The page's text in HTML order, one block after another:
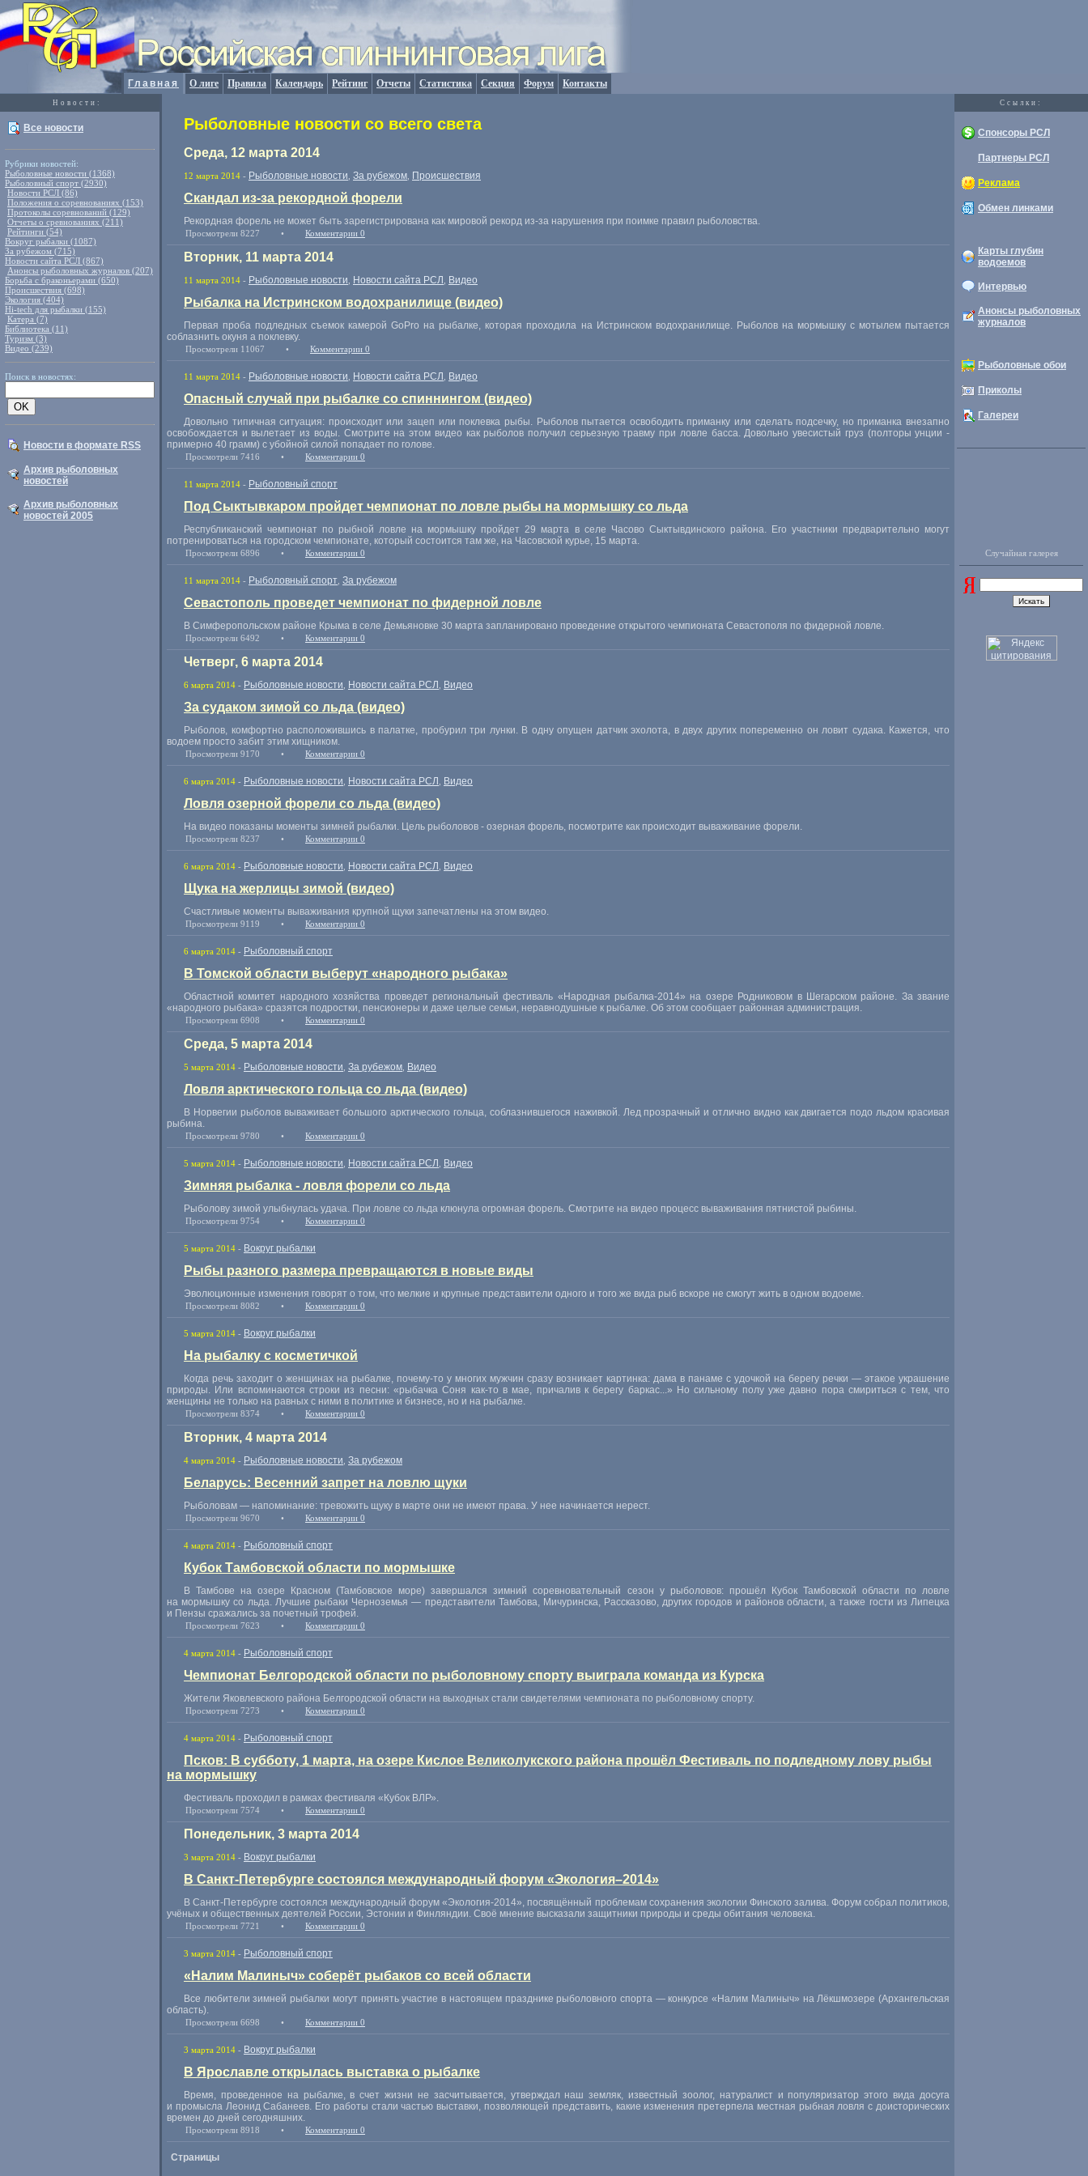
Главная О лиге Правила Календарь Рейтинг Отчеты Статистика Секция Форум Контакты
Новости: Cсылки:
Все новости
Рубрики новостей:
Рыболовные новости (1368)
Рыболовный спорт (2930)
Новости РСЛ (86)
Положения о соревнованиях (153)
Протоколы соревнований (129)
Отчеты о сревнованиях (211)
Рейтинги (54)
Вокруг рыбалки (1087)
За рубежом (715)
Новости сайта РСЛ (867)
Анонсы рыболовных журналов (207)
Борьба с браконьерами (650)
Происшествия (698)
Экология (404)
Hi-tech для рыбалки (155)
Катера (7)
Библиотека (11)
Туризм (3)
Видео (239)
Поиск в новостях:
Новости в формате RSS
Архив рыболовных
новостей
Архив рыболовных
новостей 2005
Рыболовные новости со всего света
Среда, 12 марта 2014
12 марта 2014 - Рыболовные новости За рубежом Происшествия
Скандал из-за рекордной форели
Рекордная форель не может быть зарегистрирована как мировой рекорд из-за нарушения при поимке правил рыболовства.
Просмотрели 8227 • Комментарии 0
Вторник, 11 марта 2014
11 марта 2014 - Рыболовные новости Новости сайта РСЛ Видео
Рыбалка на Истринском водохранилище (видео)
Первая проба подледных съемок камерой GoPro на рыбалке, которая проходила на Истринском водохранилище. Рыболов на мормышку с мотылем пытается
соблазнить окуня а поклевку.
Просмотрели 11067 • Комментарии 0
11 марта 2014 - Рыболовные новости Новости сайта РСЛ Видео
Опасный случай при рыбалке со спиннингом (видео)
Довольно типичная ситуация: происходит или зацеп или поклевка рыбы. Рыболов пытается освободить приманку или сделать подсечку, но приманка внезапно
освобождается и вылетает из воды. Смотрите на этом видео как рыболов получил серьезную травму при ловле басса. Довольно увесистый груз (полторы унции -
примерно 40 грамм) с убойной силой попадает по голове.
Просмотрели 7416 • Комментарии 0
11 марта 2014 - Рыболовный спорт
Под Сыктывкаром пройдет чемпионат по ловле рыбы на мормышку со льда
Республиканский чемпионат по рыбной ловле на мормышку пройдет 29 марта в селе Часово Сыктывдинского района. Его участники предварительно могут
потренироваться на городском чемпионате, который состоится там же, на Часовской курье, 15 марта.
Просмотрели 6896 • Комментарии 0
11 марта 2014 - Рыболовный спорт За рубежом
Севастополь проведет чемпионат по фидерной ловле
В Симферопольском районе Крыма в селе Демьяновке 30 марта запланировано проведение открытого чемпионата Севастополя по фидерной ловле.
Просмотрели 6492 • Комментарии 0
Четверг, 6 марта 2014
6 марта 2014 - Рыболовные новости Новости сайта РСЛ Видео
За судаком зимой со льда (видео)
Рыболов, комфортно расположившись в палатке, пробурил три лунки. В одну опущен датчик эхолота, в двух других попеременно он ловит судака. Кажется, что
водоем просто забит этим хищником.
Просмотрели 9170 • Комментарии 0
6 марта 2014 - Рыболовные новости Новости сайта РСЛ Видео
Ловля озерной форели со льда (видео)
На видео показаны моменты зимней рыбалки. Цель рыболовов - озерная форель, посмотрите как происходит вываживание форели.
Просмотрели 8237 • Комментарии 0
6 марта 2014 - Рыболовные новости Новости сайта РСЛ Видео
Щука на жерлицы зимой (видео)
Счастливые моменты вываживания крупной щуки запечатлены на этом видео.
Просмотрели 9119 • Комментарии 0
6 марта 2014 - Рыболовный спорт
В Томской области выберут «народного рыбака»
Областной комитет народного хозяйства проведет региональный фестиваль «Народная рыбалка-2014» на озере Родниковом в Шегарском районе. За звание
«народного рыбака» сразятся подростки, пенсионеры и даже целые семьи, неравнодушные к рыбалке. Об этом сообщает районная администрация.
Просмотрели 6908 • Комментарии 0
Среда, 5 марта 2014
5 марта 2014 - Рыболовные новости За рубежом Видео
Ловля арктического гольца со льда (видео)
В Норвегии рыболов вываживает большого арктического гольца, соблазнившегося наживкой. Лед прозрачный и отлично видно как двигается подо льдом красивая
рыбина.
Просмотрели 9780 • Комментарии 0
5 марта 2014 - Рыболовные новости Новости сайта РСЛ Видео
Зимняя рыбалка - ловля форели со льда
Рыболову зимой улыбнулась удача. При ловле со льда клюнула огромная форель. Смотрите на видео процесс вываживания пятнистой рыбины.
Просмотрели 9754 • Комментарии 0
5 марта 2014 - Вокруг рыбалки
Рыбы разного размера превращаются в новые виды
Эволюционные изменения говорят о том, что мелкие и крупные представители одного и того же вида рыб вскоре не смогут жить в одном водоеме.
Просмотрели 8082 • Комментарии 0
5 марта 2014 - Вокруг рыбалки
На рыбалку с косметичкой
Когда речь заходит о женщинах на рыбалке, почему-то у многих мужчин сразу возникает картинка: дама в панаме с удочкой на берегу речки — этакое украшение
природы. Или вспоминаются строки из песни: «рыбачка Соня как-то в мае, причалив к берегу баркас...» Но сильному полу уже давно пора смириться с тем, что
женщины не только на равных с ними в политике и бизнесе, но и на рыбалке.
Просмотрели 8374 • Комментарии 0
Вторник, 4 марта 2014
4 марта 2014 - Рыболовные новости За рубежом
Беларусь: Весенний запрет на ловлю щуки
Рыболовам — напоминание: тревожить щуку в марте они не имеют права. У нее начинается нерест.
Просмотрели 9670 • Комментарии 0
4 марта 2014 - Рыболовный спорт
Кубок Тамбовской области по мормышке
В Тамбове на озере Красном (Тамбовское море) завершался зимний соревновательный сезон у рыболовов: прошёл Кубок Тамбовской области по ловле
на мормышку со льда. Лучшие рыбаки Черноземья — представители Тамбова, Мичуринска, Рассказово, других городов и районов области, а также гости из Липецка
и Пензы сражались за почетный трофей.
Просмотрели 7623 • Комментарии 0
4 марта 2014 - Рыболовный спорт
Чемпионат Белгородской области по рыболовному спорту выиграла команда из Курска
Жители Яковлевского района Белгородской области на выходных стали свидетелями чемпионата по рыболовному спорту.
Просмотрели 7273 • Комментарии 0
4 марта 2014 - Рыболовный спорт
Псков: В субботу, 1 марта, на озере Кислое Великолукского района прошёл Фестиваль по подледному лову рыбы
на мормышку
Фестиваль проходил в рамках фестиваля «Кубок ВЛР».
Просмотрели 7574 • Комментарии 0
Понедельник, 3 марта 2014
3 марта 2014 - Вокруг рыбалки
В Санкт-Петербурге состоялся международный форум «Экология–2014»
В Санкт-Петербурге состоялся международный форум «Экология-2014», посвящённый проблемам сохранения экологии Финского залива. Форум собрал политиков,
учёных и общественных деятелей России, Эстонии и Финляндии. Своё мнение высказали защитники природы и среды обитания человека.
Просмотрели 7721 • Комментарии 0
3 марта 2014 - Рыболовный спорт
«Налим Малиныч» соберёт рыбаков со всей области
Все любители зимней рыбалки могут принять участие в настоящем празднике рыболовного спорта — конкурсе «Налим Малиныч» на Лёкшмозере (Архангельская
область).
Просмотрели 6698 • Комментарии 0
3 марта 2014 - Вокруг рыбалки
В Ярославле открылась выставка о рыбалке
Время, проведенное на рыбалке, в счет жизни не засчитывается, утверждал наш земляк, известный зоолог, натуралист и популяризатор этого вида досуга
и промысла Леонид Сабанеев. Его работы стали частью выставки, позволяющей представить, какие изменения претерпела местная рыбная ловля с доисторических
времен до дней сегодняшних.
Просмотрели 8918 • Комментарии 0
Страницы
Спонсоры РСЛ
Партнеры РСЛ
Реклама
Обмен линками
Карты глубин
водоемов
Интервью
Анонсы рыболовных
журналов
Рыболовные обои
Приколы
Галереи
Случайная галерея